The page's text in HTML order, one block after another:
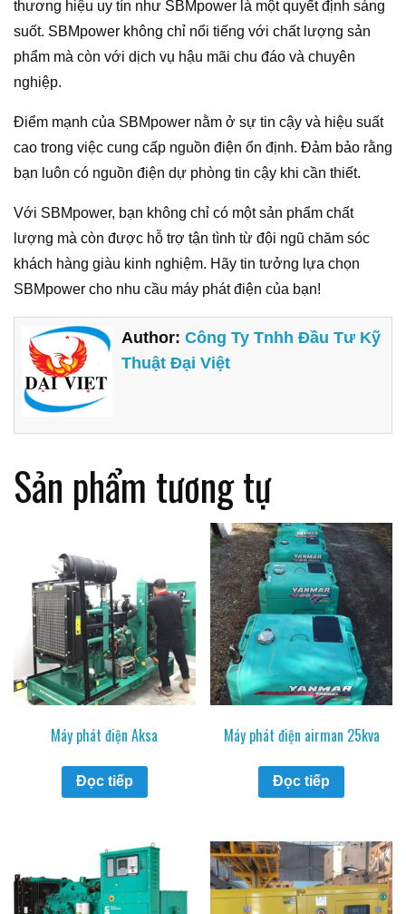
thương hiệu uy tín như SBMpower là một quyết định sáng
suốt. SBMpower không chỉ nổi tiếng với chất lượng sản
phẩm mà còn với dịch vụ hậu mãi chu đáo và chuyên
nghiệp.
Điểm mạnh của SBMpower nằm ở sự tin cậy và hiệu suất
cao trong việc cung cấp nguồn điện ổn định. Đảm bảo rằng
bạn luôn có nguồn điện dự phòng tin cậy khi cần thiết.
Với SBMpower, bạn không chỉ có một sản phẩm chất
lượng mà còn được hỗ trợ tận tình từ đội ngũ chăm sóc
khách hàng giàu kinh nghiệm. Hãy tin tưởng lựa chọn
SBMpower cho nhu cầu máy phát điện của bạn!
Author:Công Ty Tnhh Đầu Tư Kỹ
Thuật Đại Việt
Sản phẩm tương tự
Máy phát điện Aksa
Đọc tiếp
Máy phát điện airman 25kva
Đọc tiếp